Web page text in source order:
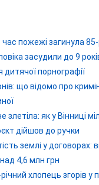
час пожежі загинула
засудили до 9
порнографії
що відомо про
злетіла: як у Вінниці
дійшов до ручки
землі у договорах:
4,6 млн грн
хлопець згорів